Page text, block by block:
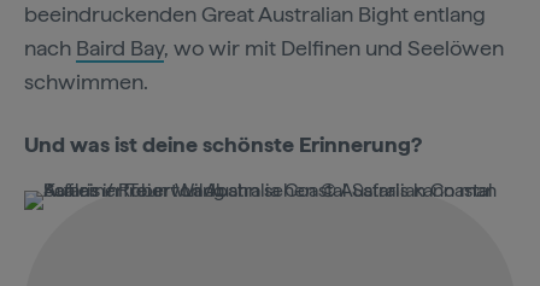
beeindruckenden Great Australian Bight entlang
nach Baird Bay, wo wir mit Delfinen und Seelöwen
schwimmen.
Und was ist deine schönste Erinnerung?